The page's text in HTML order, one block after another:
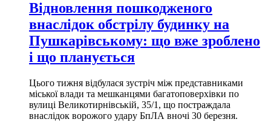
Відновлення пошкодженого
внаслідок обстрілу будинку на
Пушкарівському: що вже зроблено
і що планується
Цього тижня відбулася зустріч між представниками
міської влади та мешканцями багатоповерхівки по
вулиці Великотирнівській, 35/1, що постраждала
внаслідок ворожого удару БпЛА вночі 30 березня.